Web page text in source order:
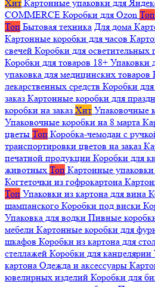
Хит Картонные упаковки для
COMMERCE Коробки для Ozon Топ
Топ Бытовая техника Для дома
Картонные коробки для часов
свечей Коробки для осветительных
Коробки для товаров 18+ Упаковки
упаковка для медицинских товаров
лекарственных средств Коробки
заказ Картонные коробки для
коробки на заказ Хит Упаковочные
Упаковочные коробки на 8 марта
цветы Топ Коробка-чемодан с
транспортировки цветов на заказ
печатной продукции Коробки для
животных Топ Картонные
Когтеточки из гофрокартона
Топ Упаковки из картона для вина
шампанского Коробки под виски
Упаковка для водки Пивные
мебели Картонные коробки для
шкафов Коробки из картона для
стеллажей Коробки для канцелярии
картона Одежда и аксессуары
ювелирных изделий Коробки для